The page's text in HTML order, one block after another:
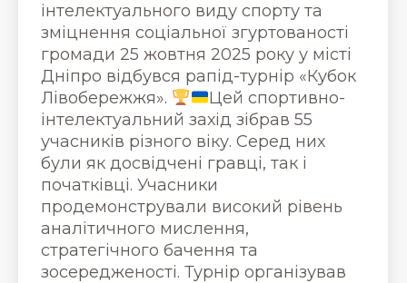
інтелектуального виду спорту та
зміцнення соціальної згуртованості
громади 25 жовтня 2025 року у місті
Дніпро відбувся рапід-турнір «Кубок
Лівобережжя».
Цей спортивно-
інтелектуальний захід зібрав 55
учасників різного віку. Серед них
були як досвідчені гравці, так і
початківці. Учасники
продемонстрували високий рівень
аналітичного мислення,
стратегічного бачення та
зосередженості. Турнір організував